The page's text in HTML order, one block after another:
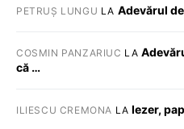
PETRUȘ LUNGU LA Adevărul
COSMIN PANZARIUC LA
că …
ILIESCU CREMONA LA Iezer,